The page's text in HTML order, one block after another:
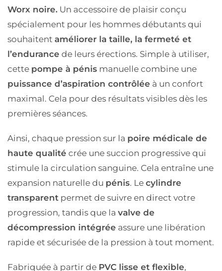
Worx noire. Un accessoire de plaisir conçu
spécialement pour les hommes débutants qui
souhaitent améliorer la taille, la fermeté et
l’endurance de leurs érections. Simple à utiliser,
cette pompe à pénis manuelle combine une
puissance d’aspiration contrôlée à un confort
maximal. Cela pour des résultats visibles dès les
premières séances.
Ainsi, chaque pression sur la poire médicale de
haute qualité crée une succion progressive qui
stimule la circulation sanguine. Cela entraîne une
expansion naturelle du pénis. Le cylindre
transparent permet de suivre en direct votre
progression, tandis que la valve de
décompression intégrée assure une libération
rapide et sécurisée de la pression à tout moment.
Fabriquée à partir de PVC lisse et flexible,